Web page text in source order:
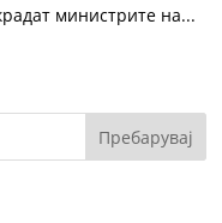
министрите на...